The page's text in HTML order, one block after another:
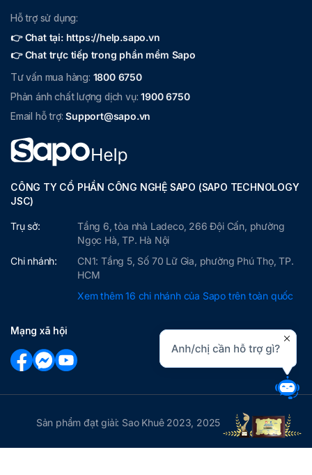
Hỗ trợ sử dụng:
👉 Chat tại: https://help.sapo.vn
👉 Chat trực tiếp trong phần mềm Sapo
Tư vấn mua hàng: 1800 6750
Phản ánh chất lượng dịch vụ:1900 6750
Email hỗ trợ:Support@sapo.vn
CÔNG TY CỔ PHẦN CÔNG NGHỆ SAPO (SAPO TECHNOLOGY
JSC)
Trụ sở:
Tầng 6, tòa nhà Ladeco, 266 Đội Cấn, phường
Ngọc Hà, TP. Hà Nội
Chi nhánh:
CN1: Tầng 5, Số 70 Lữ Gia, phường Phú Thọ, TP.
HCM
Xem thêm 16 chi nhánh của Sapo trên toàn quốc
Mạng xã hội
Sản phẩm đạt giải: Sao Khuê 2023, 2025